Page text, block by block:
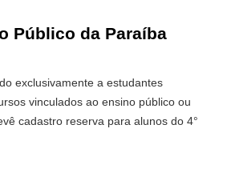
Público da Paraíba
exclusivamente a estudantes
vinculados ao ensino público ou
cadastro reserva para alunos do 4°